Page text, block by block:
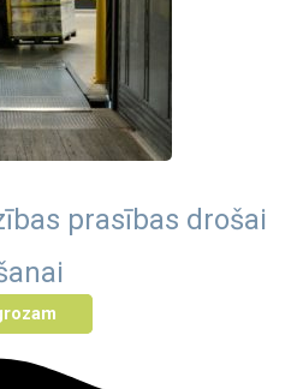
prasības drošai